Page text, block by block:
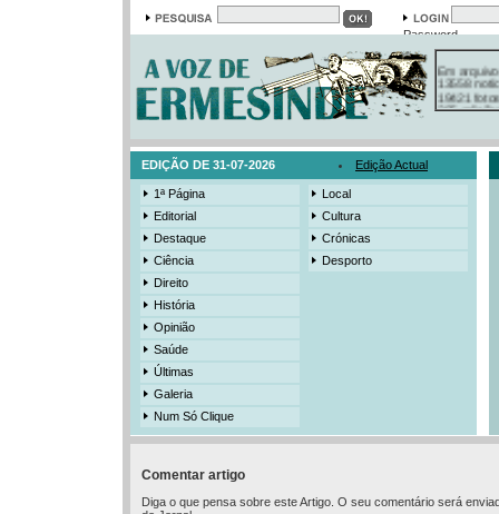
Password
Em arquivo
13558
19421
385
EDIÇÃO DE 31-07-2026 Edição Actual
1ª Página
Editorial
Destaque
Ciência
Direito
História
Opinião
Saúde
Últimas
Galeria
Num Só Clique
Local
Cultura
Crónicas
Desporto
Comentar artigo
Diga o que pensa sobre este Artigo. O seu comentário será